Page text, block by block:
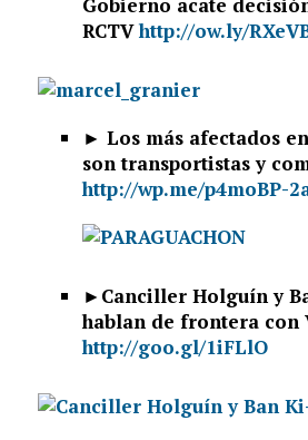
Gobierno acate
RCTVhttp://ow.ly/
► Los más afectados
son transportistas y
http://wp.me/p4moBP-
►Canciller Holguín y
hablan de frontera con
http://goo.gl/1iFLlO